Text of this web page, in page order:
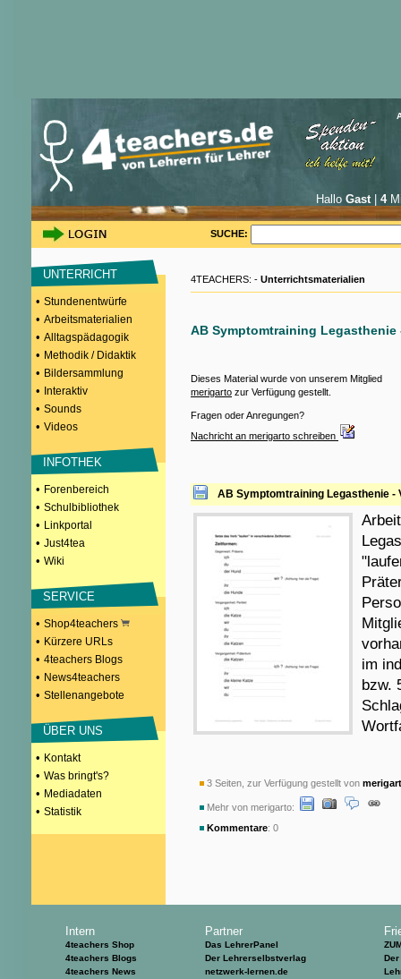
Hallo Gast| 4
SUCHE:
UNTERRICHT
• Stundenentwürfe
• Arbeitsmaterialien
• Alltagspädagogik
• Methodik / Didaktik
• Bildersammlung
• Interaktiv
• Sounds
• Videos
INFOTHEK
• Forenbereich
• Schulbibliothek
• Linkportal
• Just4tea
• Wiki
SERVICE
• Shop4teachers
• Kürzere URLs
• 4teachers Blogs
• News4teachers
• Stellenangebote
ÜBER UNS
• Kontakt
• Was bringt's?
• Mediadaten
• Statistik
4TEACHERS: - Unterrichtsmaterialien
AB Symptomtraining Legasthenie
Dieses Material wurde von unserem Mitglied
merigarto zur Verfügung gestellt.
Fragen oder Anregungen?
Nachricht an merigarto schreiben
AB Symptomtraining Legasthenie -
im
bzw.
3 Seiten, zur Verfügung gestellt von
Mehr von merigarto:
Kommentare: 0
Intern
4teachers Shop
4teachers Blogs
4teachers News
Partner
Das LehrerPanel
Der Lehrerselbstverlag
netzwerk-lernen.de